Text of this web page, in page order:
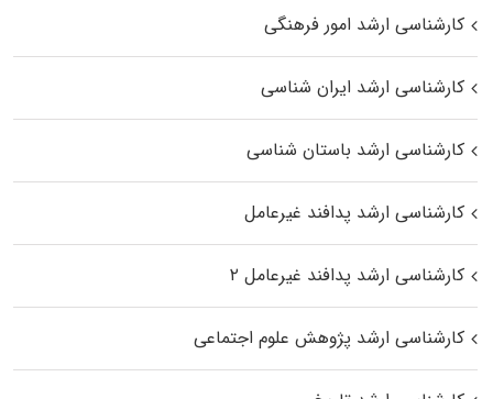
کارشناسی ارشد امور فرهنگی
کارشناسی ارشد ایران شناسی
کارشناسی ارشد باستان شناسی
کارشناسی ارشد پدافند غیرعامل
کارشناسی ارشد پدافند غیرعامل ۲
کارشناسی ارشد پژوهش علوم اجتماعی